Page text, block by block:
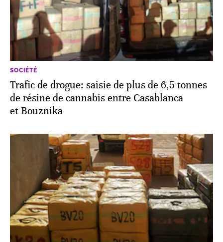
SOCIÉTÉ
Trafic de drogue: saisie de plus de 6,5 tonnes
de résine de cannabis entre Casablanca
et Bouznika